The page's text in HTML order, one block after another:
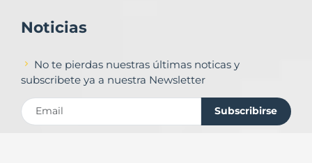
Noticias
No te pierdas nuestras últimas noticas y
subscribete ya a nuestra Newsletter
Subscribirse